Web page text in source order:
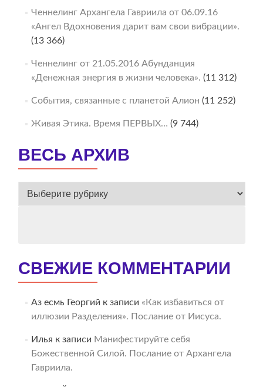
Ченнелинг Архангела Гавриила от 06.09.16
«Ангел Вдохновения дарит вам свои вибрации».
(13 366)
Ченнелинг от 21.05.2016 Абунданция
«Денежная энергия в жизни человека». (11 312)
События, связанные с планетой Алион (11 252)
Живая Этика. Время ПЕРВЫХ… (9 744)
ВЕСЬ АРХИВ
ВЕСЬ
СВЕЖИЕ КОММЕНТАРИИ
Аз есмь Георгий к записи «Как избавиться от
иллюзии Разделения». Послание от Иисуса.
Илья к записи Манифестируйте себя
Божественной Силой. Послание от Архангела
Гавриила.